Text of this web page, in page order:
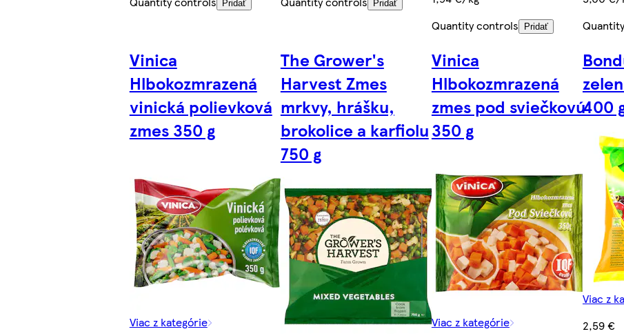
Pridať Pridať
Quantity controls
Pridať
Vinica
Hlbokozmrazená
vinická polievková
zmes 350 g
Viac z kategórie
The Grower's
Harvest Zmes
mrkvy, hrášku,
brokolice a karfiolu
750 g
Vinica
Hlbokozmrazená
zmes pod sviečkovú
350 g
Viac z kategórie
400
Viac z
2,59 €